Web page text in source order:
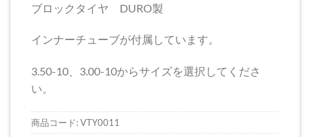
ブロックタイヤ DURO製
インナーチューブが付属しています。
3.50-10、3.00-10からサイズを選択してくださ
い。
商品コード:VTY0011